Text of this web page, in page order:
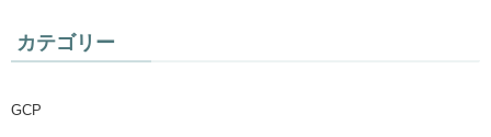
カテゴリー
GCP